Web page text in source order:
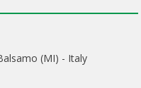
(MI) - Italy